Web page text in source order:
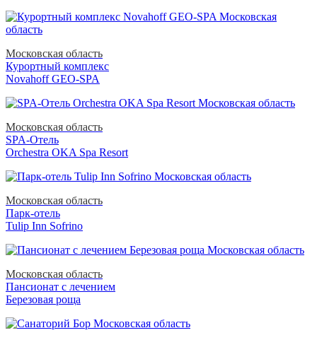
Московская область
Курортный комплекс
Novahoff GEO-SPA
Московская область
SPA-Отель
Orchestra OKA Spa Resort
Московская область
Парк-отель
Tulip Inn Sofrino
Московская область
Пансионат с лечением
Березовая роща